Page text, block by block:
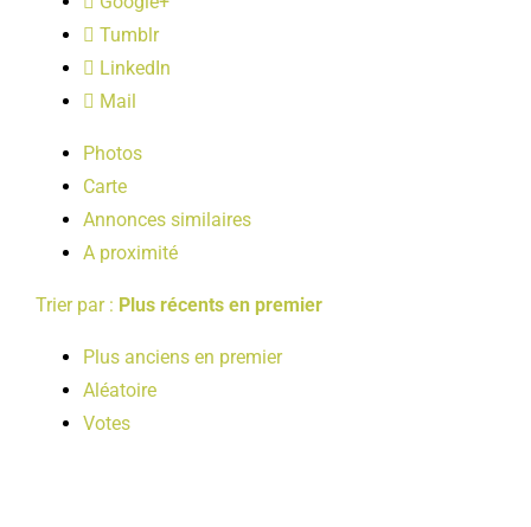
PUBLICATIONS
Tumblr
LinkedIn
Mail
Photos
Carte
Annonces similaires
A proximité
Trier par : Plus récents en premier
Plus anciens en premier
Aléatoire
Votes